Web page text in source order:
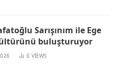
Sarışınım ile Ege
buluşturuyor
0 VIEWS